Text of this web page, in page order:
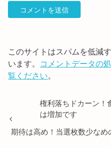
このサイトはスパムを低減
います。 コメントデータの
覧ください。
権利落ちドカーン！
は増加です
期待は高め！当選枚数少なめ